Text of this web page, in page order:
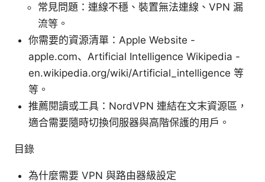
常見問題：連線不穩、裝置無法連線、VPN 漏
流等。
你需要的資源清單：Apple Website -
apple.com、Artificial Intelligence Wikipedia -
en.wikipedia.org/wiki/Artificial_intelligence 等
等。
推薦閱讀或工具：NordVPN 連結在文末資源區，
適合需要隨時切換伺服器與高階保護的用戶。
目錄
為什麼需要 VPN 與路由器級設定